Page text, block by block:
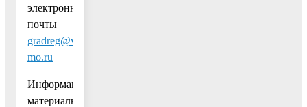
электронной
почты
gradreg@vmr-
mo.ru
Информационные
материалы